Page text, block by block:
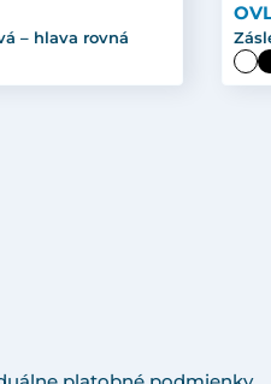
– hlava rovná